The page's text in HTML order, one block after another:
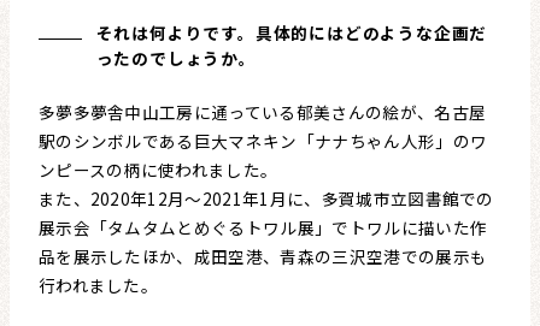
それは何よりです。具体的にはどのような企画だ
ったのでしょうか。
多夢多夢舎中山工房に通っている郁美さんの絵が、名古屋
駅のシンボルである巨大マネキン「ナナちゃん人形」のワ
ンピースの柄に使われました。
また、2020年12月〜2021年1月に、多賀城市立図書館での
展示会「タムタムとめぐるトワル展」でトワルに描いた作
品を展示したほか、成田空港、青森の三沢空港での展示も
行われました。